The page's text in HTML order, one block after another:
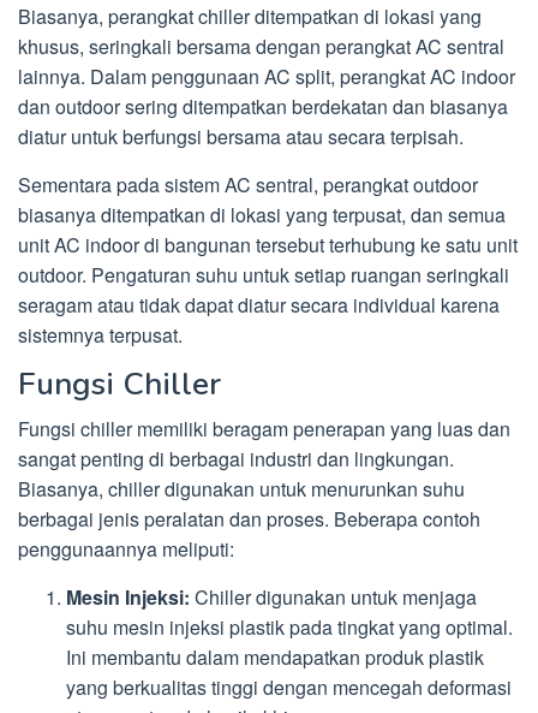
Biasanya, perangkat chiller ditempatkan di lokasi yang
khusus, seringkali bersama dengan perangkat AC sentral
lainnya. Dalam penggunaan AC split, perangkat AC indoor
dan outdoor sering ditempatkan berdekatan dan biasanya
diatur untuk berfungsi bersama atau secara terpisah.
Sementara pada sistem AC sentral, perangkat outdoor
biasanya ditempatkan di lokasi yang terpusat, dan semua
unit AC indoor di bangunan tersebut terhubung ke satu unit
outdoor. Pengaturan suhu untuk setiap ruangan seringkali
seragam atau tidak dapat diatur secara individual karena
sistemnya terpusat.
Fungsi Chiller
Fungsi chiller memiliki beragam penerapan yang luas dan
sangat penting di berbagai industri dan lingkungan.
Biasanya, chiller digunakan untuk menurunkan suhu
berbagai jenis peralatan dan proses. Beberapa contoh
penggunaannya meliputi:
Mesin Injeksi: Chiller digunakan untuk menjaga
suhu mesin injeksi plastik pada tingkat yang optimal.
Ini membantu dalam mendapatkan produk plastik
yang berkualitas tinggi dengan mencegah deformasi